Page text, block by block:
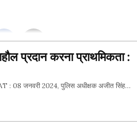
प्रदान करना प्राथमिकता :
: 08 जनवरी 2024, पुलिस अधीक्षक अजीत सिंह…